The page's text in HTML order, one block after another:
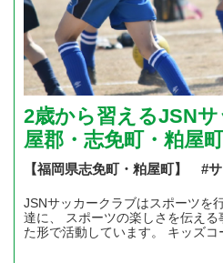
2歳から習えるJSN
屋郡・志免町・粕屋
【福岡県志免町・粕屋町】 #
JSNサッカークラブはスポーツを
達に、 スポーツの楽しさを伝え
た形で活動しています。 キッズコ